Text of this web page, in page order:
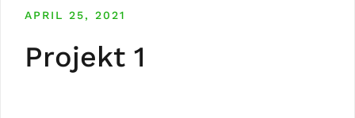
APRIL 25, 2021
Projekt 1